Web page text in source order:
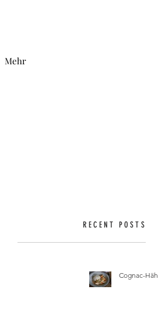
Mehr
RECENT POSTS
Cognac-